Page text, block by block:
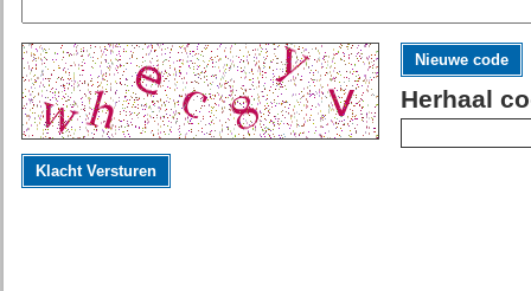
Nieuwe code
Herhaal
Klacht Versturen